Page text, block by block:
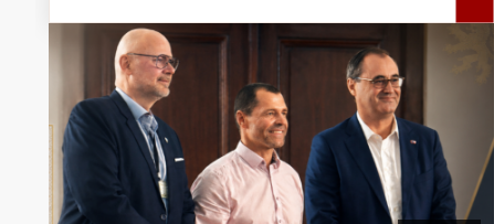
reprezentaci České republiky převzal ocenění
od ministra.